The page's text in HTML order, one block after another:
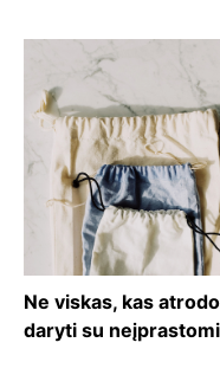
Ne viskas, kas
daryti su